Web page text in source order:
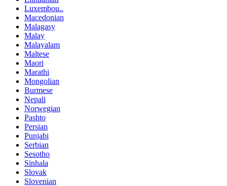
Luxembou..
Macedonian
Malagasy
Malay
Malayalam
Maltese
Maori
Marathi
Mongolian
Burmese
Nepali
Norwegian
Pashto
Persian
Punjabi
Serbian
Sesotho
Sinhala
Slovak
Slovenian